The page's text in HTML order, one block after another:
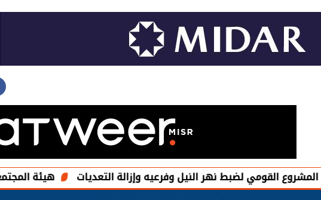
هيئة المجتمعات تطرح 4 اراضي بقيمة 1.04 مليار جنيه بمدينة برج العرب الجديدة لضبط نهر النيل وفرعيه وإزالة التعديات